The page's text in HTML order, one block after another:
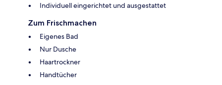
Individuell eingerichtet und ausgestattet
Zum Frischmachen
Eigenes Bad
Nur Dusche
Haartrockner
Handtücher